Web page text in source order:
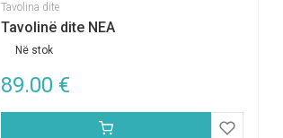
Tavolina dite
Tavolinë dite NEA
Në stok
89.00 €